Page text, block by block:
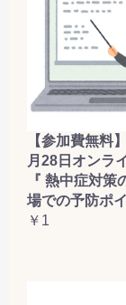
【参加費無料
月28日オンラ
『 熱中症対策
場での予防ポイ
￥1